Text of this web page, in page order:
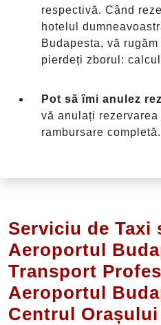
respectivă. Când
hotelul
Budapesta, vă
pierdeți zborul:
Pot să îmi anulez
vă anulați
rambursare completă.
Serviciu de Taxi
Aeroportul
Transport
Aeroportul
Centrul